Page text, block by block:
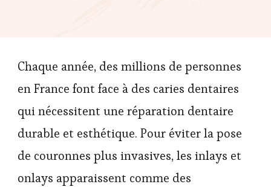
Chaque année, des millions de personnes
en France font face à des caries dentaires
qui nécessitent une réparation dentaire
durable et esthétique. Pour éviter la pose
de couronnes plus invasives, les inlays et
onlays apparaissent comme des